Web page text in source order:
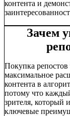
контента и
Зачем
Покупка репостов
максимальное
контента в
потому что
зрителя, который
ключевые